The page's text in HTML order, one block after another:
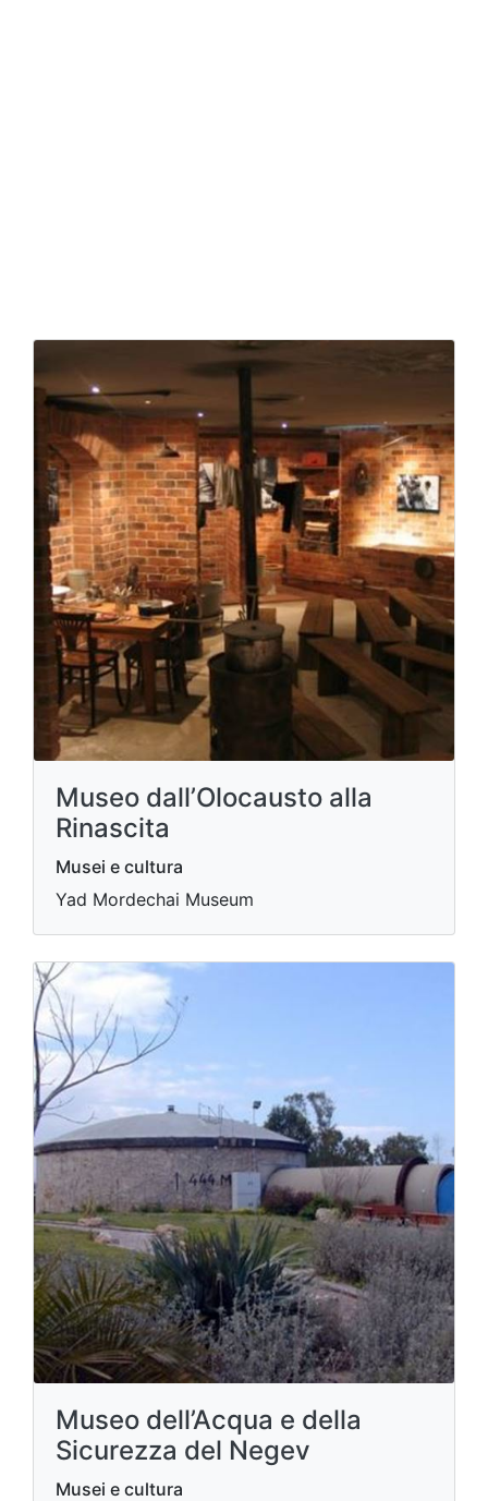
Museo dall’Olocausto alla
Rinascita
Musei e cultura
Yad Mordechai Museum
Museo dell’Acqua e della
Sicurezza del Negev
Musei e cultura